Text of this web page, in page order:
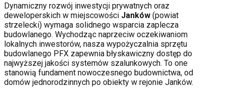
Dynamiczny rozwój inwestycji prywatnych oraz
deweloperskich w miejscowości Janków (powiat
strzelecki) wymaga solidnego wsparcia zaplecza
budowlanego. Wychodząc naprzeciw oczekiwaniom
lokalnych inwestorów, nasza wypożyczalnia sprzętu
budowlanego PFX zapewnia błyskawiczny dostęp do
najwyższej jakości systemów szalunkowych. To one
stanowią fundament nowoczesnego budownictwa, od
domów jednorodzinnych po obiekty w rejonie Janków.